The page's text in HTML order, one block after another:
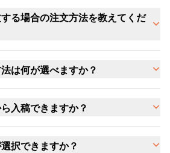
る場合の注文方法を教えてくだ
は何が選べますか？
入稿できますか？
択できますか？